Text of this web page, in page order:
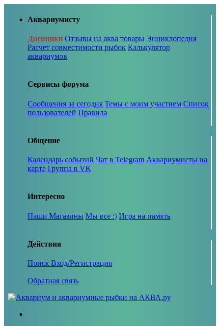
Аквариумисту
Дневники Отзывы на аква товары Энциклопедия
Расчет совместимости рыбок Калькулятор
аквариумов
Сервисы форума
Сообщения за сегодня Темы с моим участием Список
пользователей Правила
Общение
Календарь событий Чат в Telegram Аквариумисты на
карте Группа в VK
Интересно
Наши Магазины Мы все :) Игра на память
Действия
Поиск Вход/Регистрация
Обратная связь